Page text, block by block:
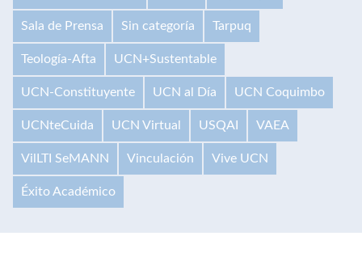
Sala de Prensa Sin categoría Tarpuq
Teología-Afta UCN+Sustentable
UCN-Constituyente UCN al Día UCN Coquimbo
UCNteCuida UCN Virtual USQAI VAEA
VilLTI SeMANN Vinculación Vive UCN
Éxito Académico